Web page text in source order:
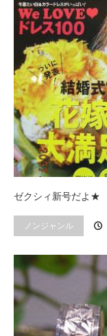
ゼクシィ新号だよ★
ノンジャンル